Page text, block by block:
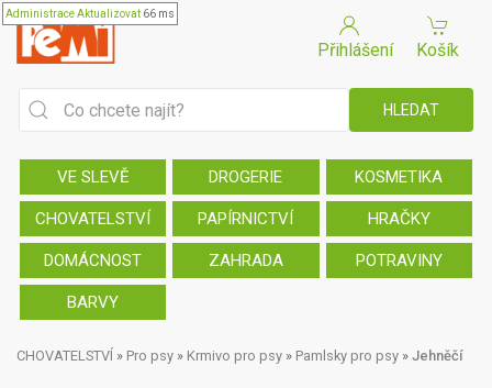
AdministraceAktualizovat 66 ms
Přihlášení Košík
VE SLEVĚ DROGERIE KOSMETIKA
CHOVATELSTVÍ PAPÍRNICTVÍ HRAČKY
DOMÁCNOST ZAHRADA POTRAVINY
BARVY
CHOVATELSTVÍ » Pro psy » Krmivo pro psy » Pamlsky pro psy » Jehněčí